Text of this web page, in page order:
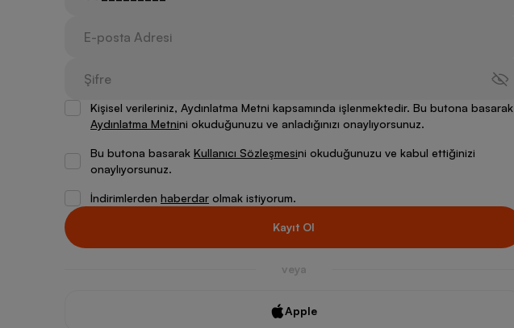
Kişisel verileriniz, Aydınlatma Metni kapsamında işlenmektedir. Bu butona basarak
Aydınlatma Metnini okuduğunuzu ve anladığınızı onaylıyorsunuz.
Bu butona basarak Kullanıcı Sözleşmesini okuduğunuzu ve kabul ettiğinizi
onaylıyorsunuz.
İndirimlerden haberdar olmak istiyorum.
Kayıt Ol
veya
Apple